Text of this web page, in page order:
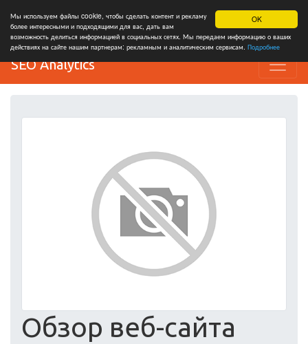
OK
Мы используем файлы cookie, чтобы сделать контент и рекламу
более интересными и подходящими для вас, дать вам
возможность делиться информацией в социальных сетях. Мы передаем информацию о ваших
действиях на сайте нашим партнерам: рекламным и аналитическим сервисам. Подробнее
SEO Analytics
Обзор веб-сайта